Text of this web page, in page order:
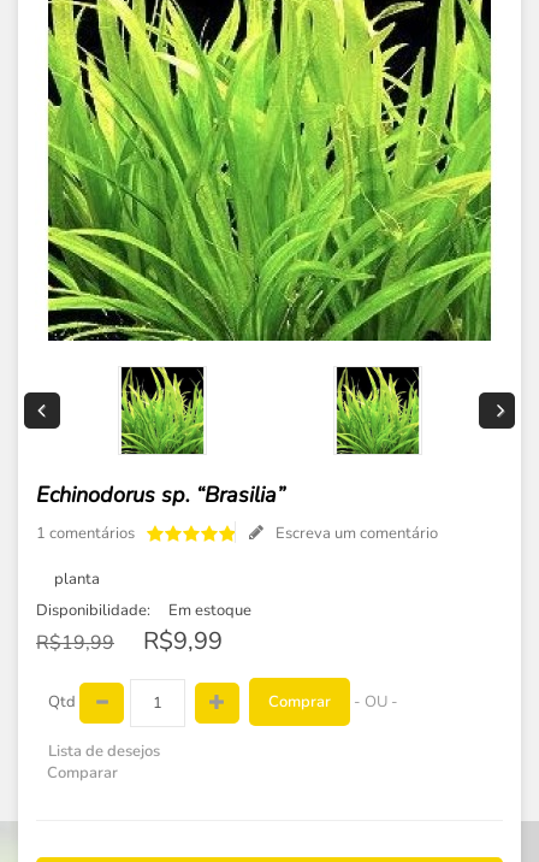
Echinodorus sp. “Brasilia”
1 comentários Escreva um comentário
planta
Disponibilidade:
Em estoque
R$19,99 R$9,99
Qtd Comprar - OU -
Lista de desejos
Comparar